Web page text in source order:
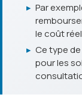
▸ Par
le coût
▸ Ce type
pour les